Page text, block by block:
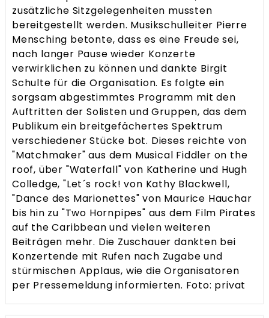
zusätzliche Sitzgelegenheiten mussten
bereitgestellt werden. Musikschulleiter Pierre
Mensching betonte, dass es eine Freude sei,
nach langer Pause wieder Konzerte
verwirklichen zu können und dankte Birgit
Schulte für die Organisation. Es folgte ein
sorgsam abgestimmtes Programm mit den
Auftritten der Solisten und Gruppen, das dem
Publikum ein breitgefächertes Spektrum
verschiedener Stücke bot. Dieses reichte von
"Matchmaker" aus dem Musical Fiddler on the
roof, über "Waterfall" von Katherine und Hugh
Colledge, "Let´s rock! von Kathy Blackwell,
"Dance des Marionettes" von Maurice Hauchar
bis hin zu "Two Hornpipes" aus dem Film Pirates
auf the Caribbean und vielen weiteren
Beiträgen mehr. Die Zuschauer dankten bei
Konzertende mit Rufen nach Zugabe und
stürmischen Applaus, wie die Organisatoren
per Pressemeldung informierten. Foto: privat